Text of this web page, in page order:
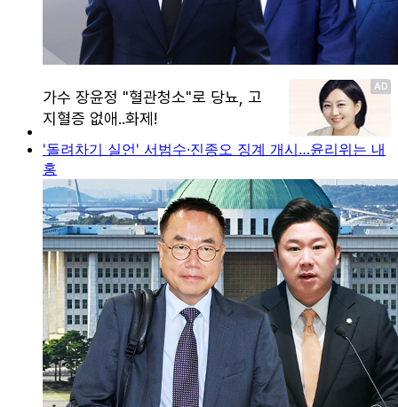
'돌려차기 실언' 서범수·진종오 징계 개시…윤리위는 내
홍